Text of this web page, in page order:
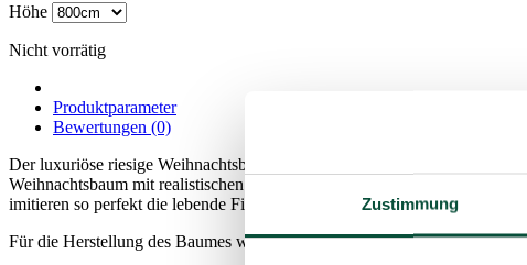
Zustimmung
Höhe
Nicht vorrätig
Produktparameter
Bewertungen (0)
Der luxuriöse riesige Weihnachtsbaum 3D Fichte Exclusive ist eine
Weihnachtsbaum mit realistischen 3D-Nadeln, die in einem natürlichen
imitieren so perfekt die lebende Fichte in der Natur.
Für die Herstellung des Baumes werden die hochwertigsten PE- und